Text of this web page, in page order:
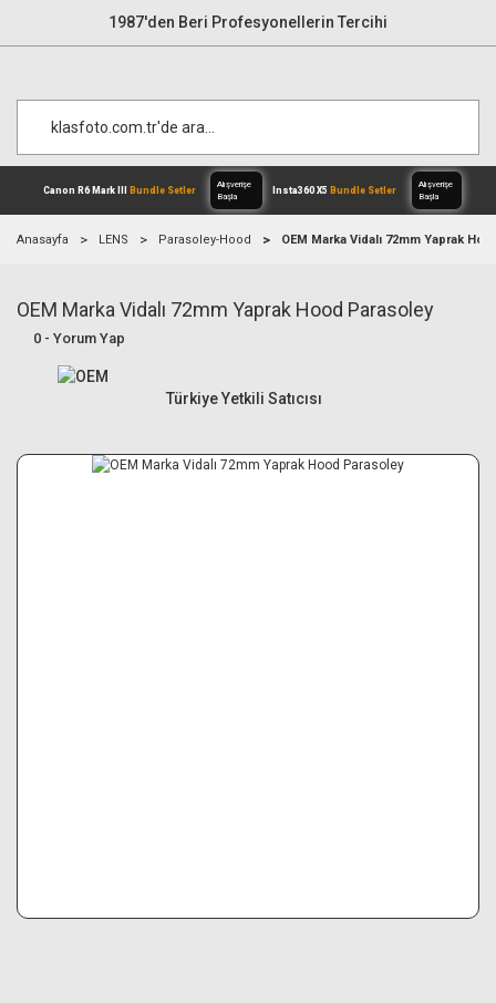
1987'den Beri Profesyonellerin Tercihi
Canon R6 Mark III Bundle Setler
Alışverişe
Anasayfa LENS Parasoley-Hood OEM Marka Vidalı 72mm Yaprak
OEM Marka Vidalı 72mm Yaprak Hood Parasoley
0 - Yorum Yap
Türkiye Yetkili Satıcısı